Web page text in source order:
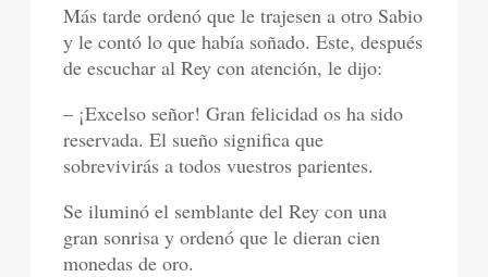
Más tarde ordenó que le trajesen a otro Sabio
y le contó lo que había soñado. Este, después
de escuchar al Rey con atención, le dijo:
– ¡Excelso señor! Gran felicidad os ha sido
reservada. El sueño significa que
sobrevivirás a todos vuestros parientes.
Se iluminó el semblante del Rey con una
gran sonrisa y ordenó que le dieran cien
monedas de oro.